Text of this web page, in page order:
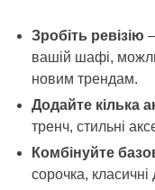
Зробіть ревізію
вашій шафі,
новим трендам.
Додайте кілька
тренч, стильні
Комбінуйте
сорочка,